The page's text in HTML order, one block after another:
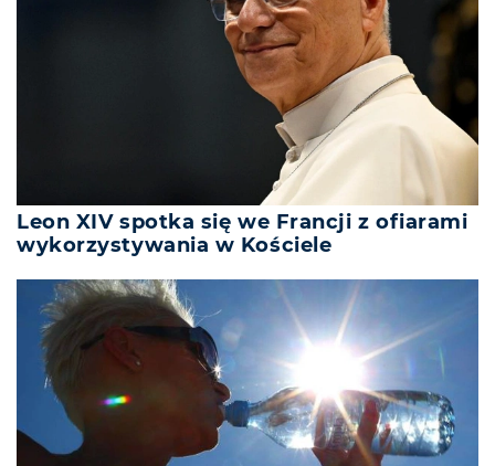
Leon XIV spotka się we Francji z ofiarami
wykorzystywania w Kościele